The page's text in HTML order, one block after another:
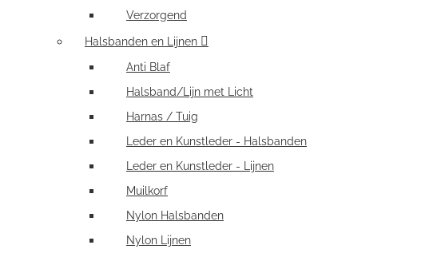
Verzorgend
Halsbanden en Lijnen
Anti Blaf
Halsband/Lijn met Licht
Harnas / Tuig
Leder en Kunstleder - Halsbanden
Leder en Kunstleder - Lijnen
Muilkorf
Nylon Halsbanden
Nylon Lijnen